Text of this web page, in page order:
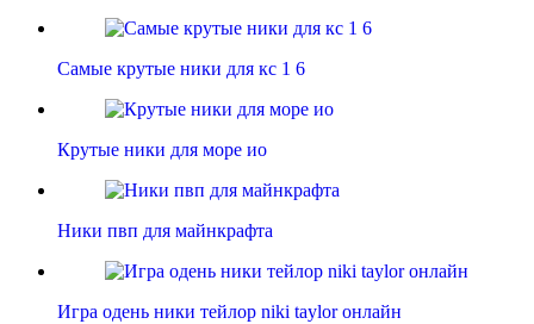
Самые крутые ники для кс 1 6
Крутые ники для море ио
Ники пвп для майнкрафта
Игра одень ники тейлор niki taylor онлайн